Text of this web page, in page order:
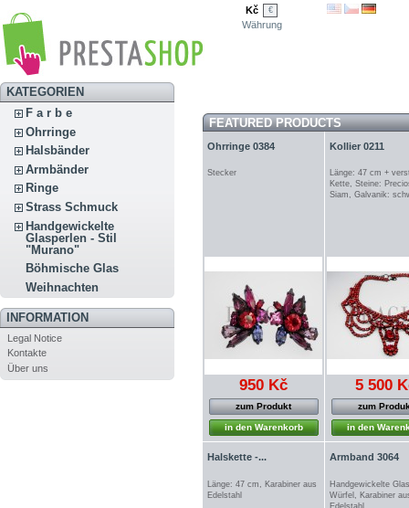
Kč €
Währung
KATEGORIEN
F a r b e
Ohrringe
Halsbänder
Armbänder
Ringe
Strass Schmuck
Handgewickelte
Glasperlen - Stil
"Murano"
Böhmische Glas
Weihnachten
INFORMATION
Legal Notice
Kontakte
Über uns
FEATURED PRODUCTS
Ohrringe 0384
Stecker
950 Kč
zum Produkt
in den Warenkorb
Kollier 0211
Länge: 47 cm +
Kette, Steine:
Siam, Galvanik:
5 500
zum
in den
Halskette -...
Länge: 47 cm, Karabiner aus
Edelstahl
Armband 3064
Handgewickelte
Würfel, Karabiner
Edelstahl